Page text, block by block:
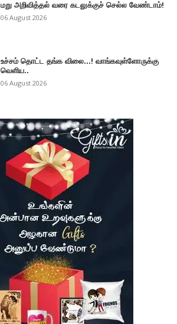
மறு அறிவித்தல் வரை கடலுக்குச் செல்ல வேண்டாம்!
06 August 2026
உச்சம் தொட்ட தங்க விலை...! வாங்கவுள்ளோருக்கு
வெளிய..
06 August 2026